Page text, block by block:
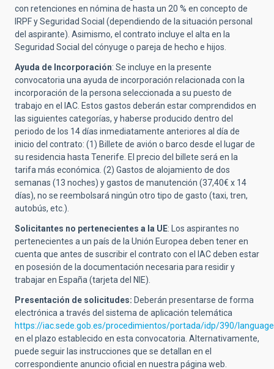
con retenciones en nómina de hasta un 20 % en concepto de
IRPF y Seguridad Social (dependiendo de la situación personal
del aspirante). Asimismo, el contrato incluye el alta en la
Seguridad Social del cónyuge o pareja de hecho e hijos.
Ayuda de Incorporación: Se incluye en la presente
convocatoria una ayuda de incorporación relacionada con la
incorporación de la persona seleccionada a su puesto de
trabajo en el IAC. Estos gastos deberán estar comprendidos en
las siguientes categorías, y haberse producido dentro del
periodo de los 14 días inmediatamente anteriores al día de
inicio del contrato: (1) Billete de avión o barco desde el lugar de
su residencia hasta Tenerife. El precio del billete será en la
tarifa más económica. (2) Gastos de alojamiento de dos
semanas (13 noches) y gastos de manutención (37,40€ x 14
días), no se reembolsará ningún otro tipo de gasto (taxi, tren,
autobús, etc.).
Solicitantes no pertenecientes a la UE: Los aspirantes no
pertenecientes a un país de la Unión Europea deben tener en
cuenta que antes de suscribir el contrato con el IAC deben estar
en posesión de la documentación necesaria para residir y
trabajar en España (tarjeta del NIE).
Presentación de solicitudes: Deberán presentarse de forma
electrónica a través del sistema de aplicación telemática
https://iac.sede.gob.es/procedimientos/portada/idp/390/
en el plazo establecido en esta convocatoria. Alternativamente,
puede seguir las instrucciones que se detallan en el
correspondiente anuncio oficial en nuestra página web.